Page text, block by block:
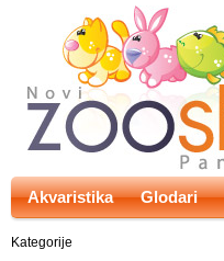
Akvaristika Glodari
Kategorije